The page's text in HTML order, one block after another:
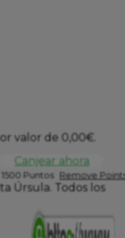
valor de 0,00€.
Canjear ahora
Puntos Remove
Úrsula. Todos los